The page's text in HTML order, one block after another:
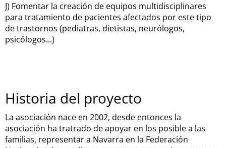
J) Fomentar la creación de equipos multidisciplinares
para tratamiento de pacientes afectados por este tipo
de trastornos (pediatras, dietistas, neurólogos,
psicólogos...)
Historia del proyecto
La asociación nace en 2002, desde entonces la
asociación ha tratrado de apoyar en los posible a las
familias, representar a Navarra en la Federación